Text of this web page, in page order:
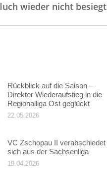
wieder nicht besiegt
Rückblick auf die Saison –
Direkter Wiederaufstieg in die
Regionalliga Ost geglückt
22.05.2026
VC Zschopau II verabschiedet
sich aus der Sachsenliga
19.04.2026